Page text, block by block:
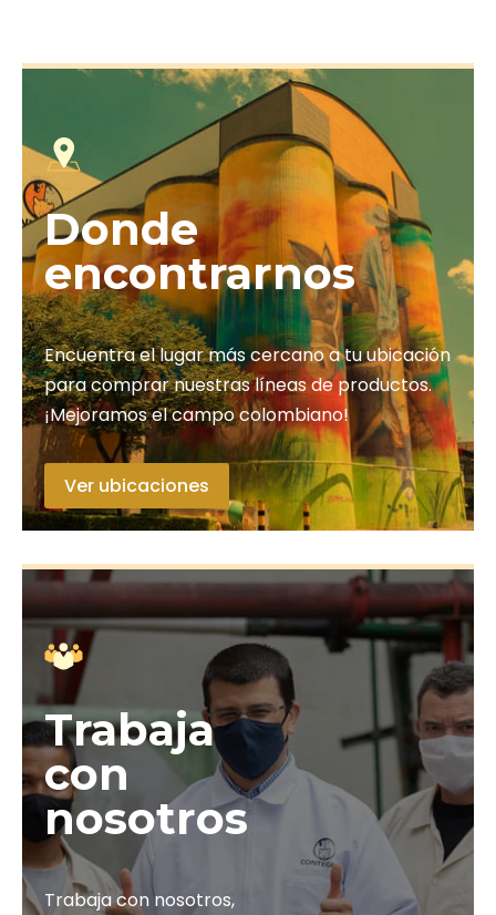
Donde
encontrarnos
Encuentra el lugar más cercano a tu ubicación
para comprar nuestras líneas de productos.
¡Mejoramos el campo colombiano!
Ver ubicaciones
Trabaja
con
nosotros
Trabaja con nosotros,